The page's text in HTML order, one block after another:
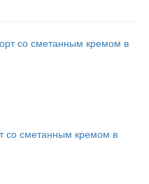
со сметанным кремом в